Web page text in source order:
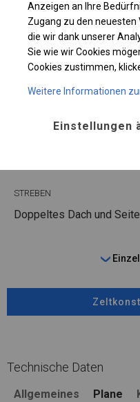
KONSTRUKTION
POLAR PLUS
ROHRE
STREBEN
Doppeltes Dach und Seite
Technische Daten
Allgemeines Plane
Anzeigen an Ihre
Zugang zu den
die wir dank unserer
Sie wie wir Cookies
Cookies zustimmen,
Weitere Informationen
Einstellungen